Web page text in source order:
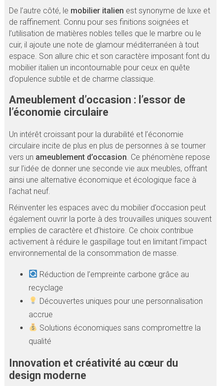
De l’autre côté, le mobilier italien est synonyme de luxe et
de raffinement. Connu pour ses finitions soignées et
l’utilisation de matières nobles telles que le marbre ou le
cuir, il ajoute une note de glamour méditerranéen à tout
espace. Son allure chic et son caractère imposant font du
mobilier italien un incontournable pour ceux en quête
d’opulence subtile et de charme classique.
Ameublement d’occasion : l’essor de
l’économie circulaire
Un intérêt croissant pour la durabilité et l’économie
circulaire incite de plus en plus de personnes à se tourner
vers un ameublement d’occasion. Ce phénomène repose
sur l’idée de donner une seconde vie aux meubles, offrant
ainsi une alternative économique et écologique face à
l’achat neuf.
Réinventer les espaces avec du mobilier d’occasion peut
également ouvrir la porte à des trouvailles uniques souvent
emplies de caractère et d’histoire. Ce choix contribue
activement à réduire le gaspillage tout en limitant l’impact
environnemental de la consommation de masse.
Réduction de l’empreinte carbone grâce au
recyclage
Découvertes uniques pour une personnalisation
accrue
Solutions économiques sans compromettre la
qualité
Innovation et créativité au cœur du
design moderne